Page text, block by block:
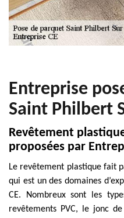
Entreprise
Saint Philbert
Revêtement
proposées par
Le revêtement plastique fait
qui est un des domaines
CE. Nombreux sont les
revêtements PVC, le jonc